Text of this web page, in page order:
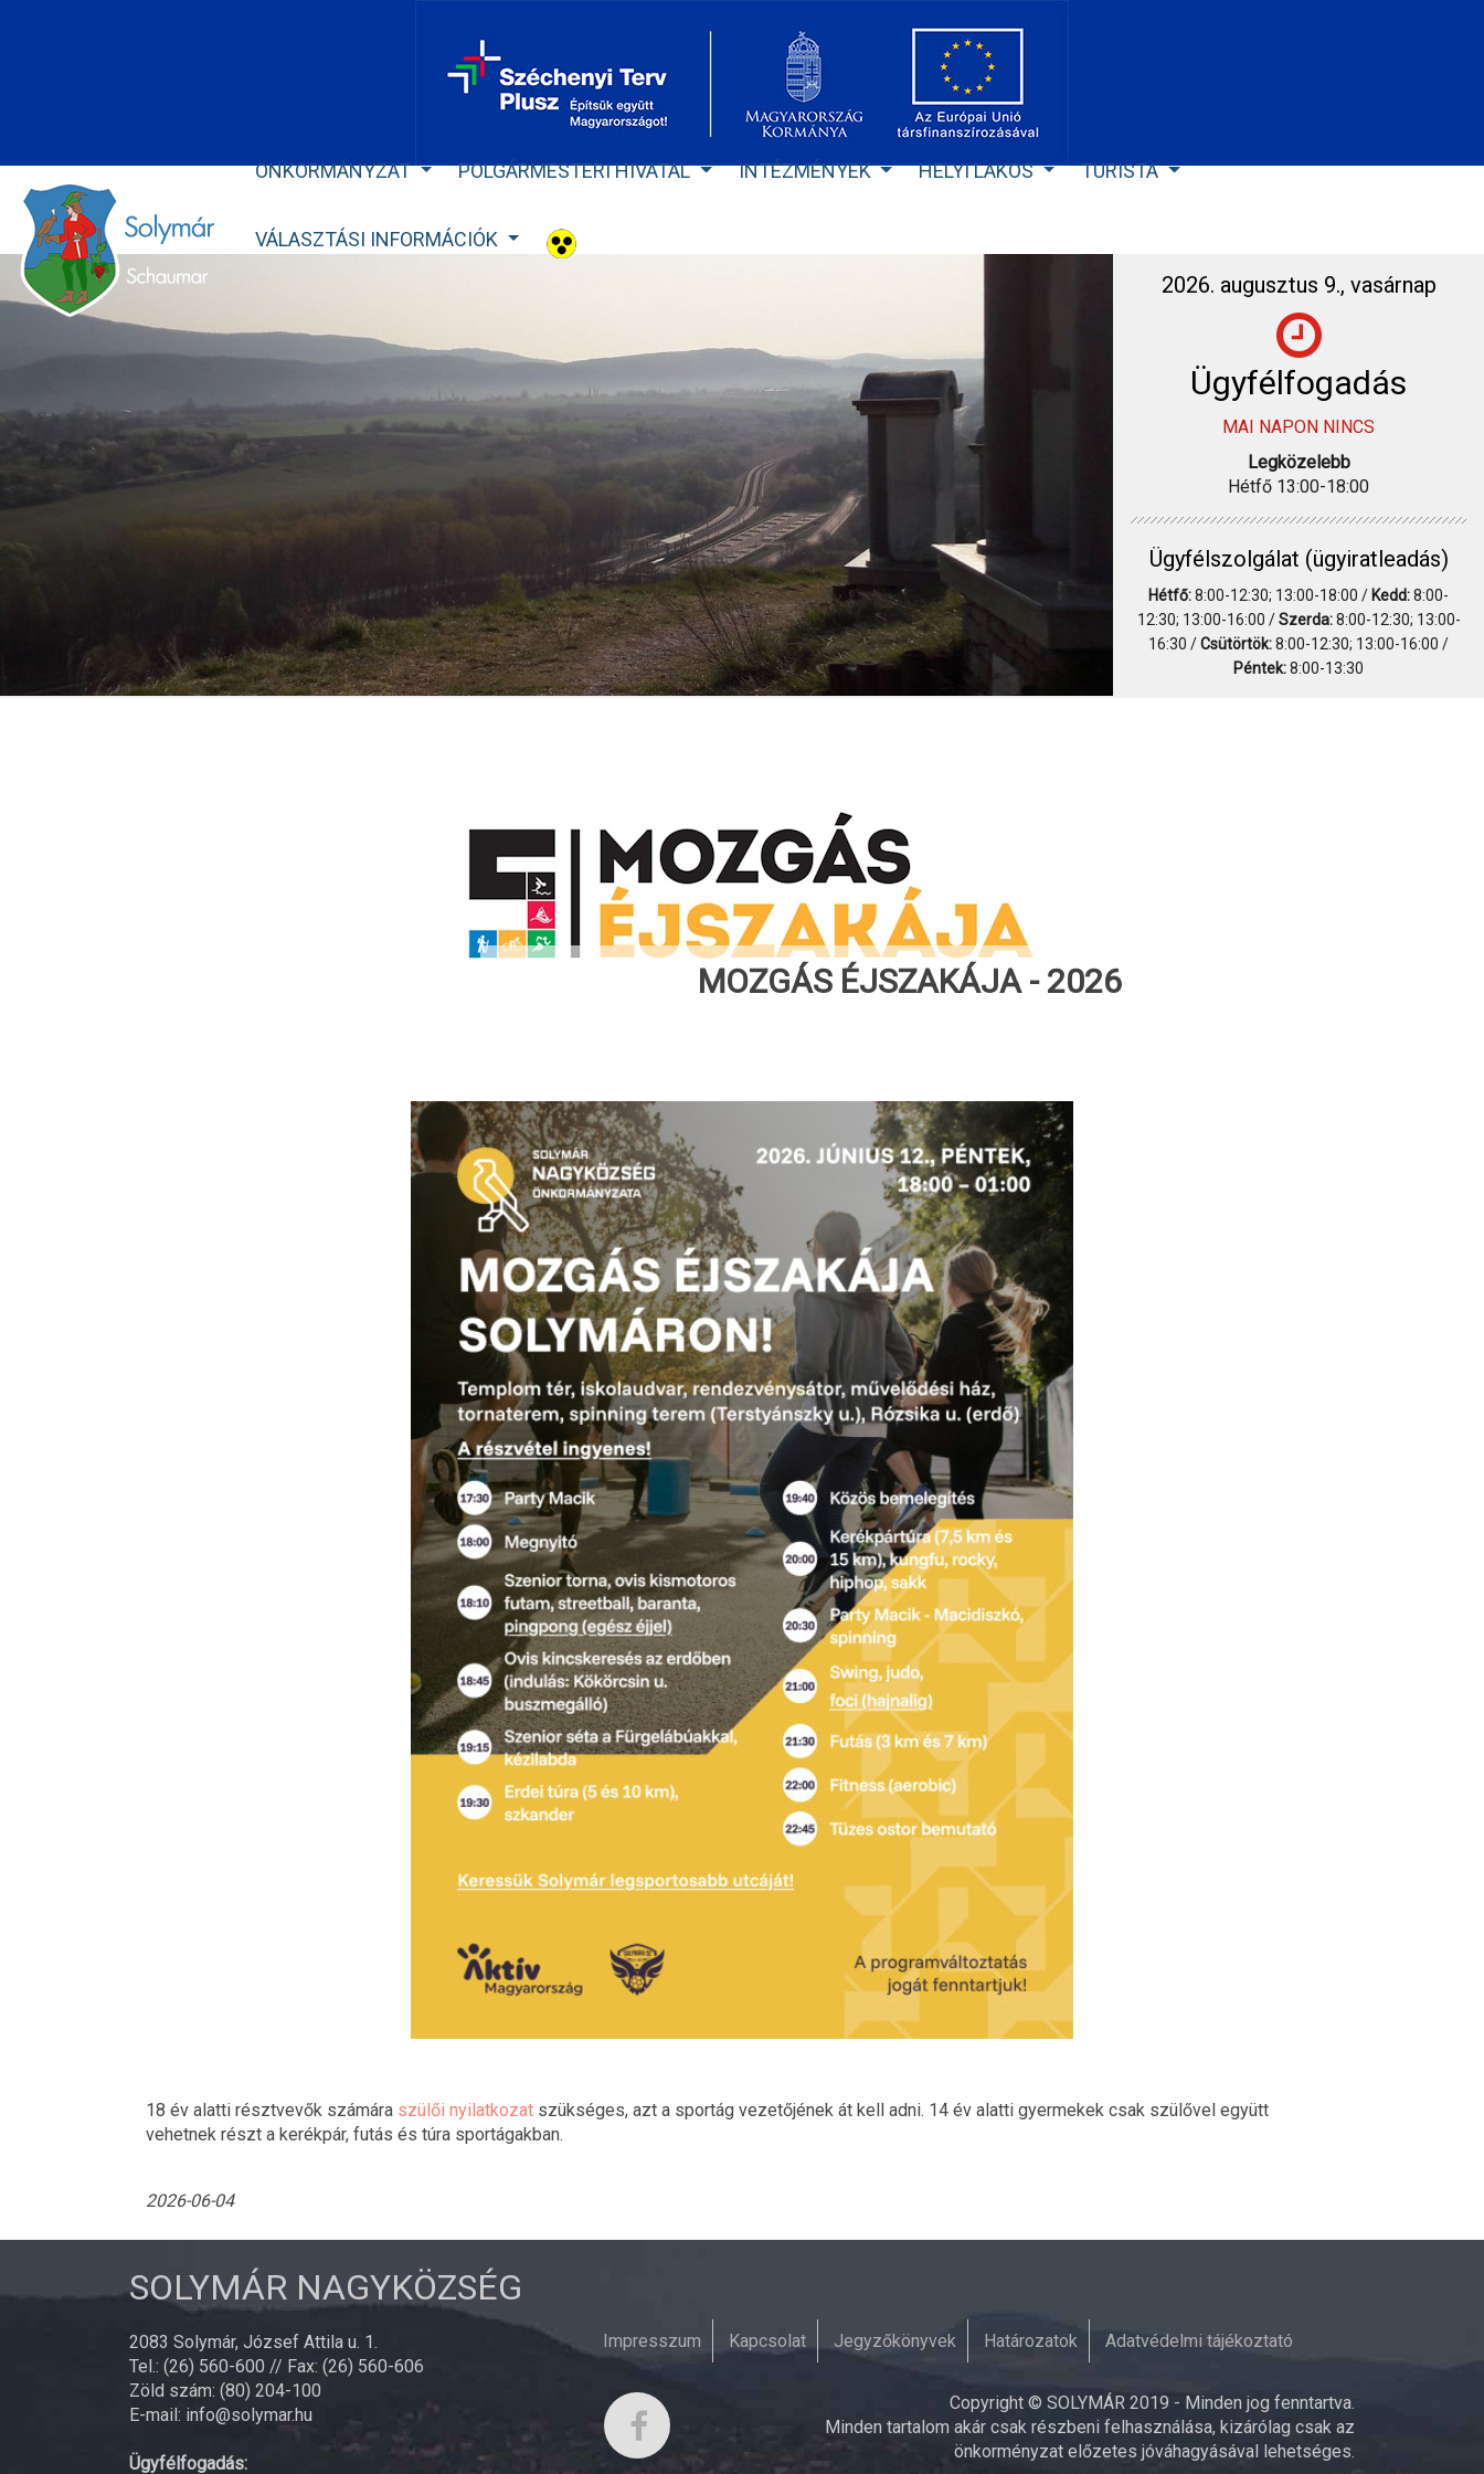
ÖNKORMÁNYZAT POLGÁRMESTERI HIVATAL INTÉZMÉNYEK HELYI LAKOS TURISTA
VÁLASZTÁSI INFORMÁCIÓK
2026. augusztus 9., vasárnap
Ügyfélfogadás
MAI NAPON NINCS
Legközelebb
Hétfő 13:00-18:00
Ügyfélszolgálat (ügyiratleadás)
Hétfő:8:00-12:30; 13:00-18:00 / Kedd:8:00-
12:30; 13:00-16:00 /Szerda:8:00-12:30; 13:00-
16:30 /Csütörtök:8:00-12:30; 13:00-16:00 /
Péntek:8:00-13:30
MOZGÁS ÉJSZAKÁJA - 2026
18 év alatti résztvevők számára szülői nyilatkozat szükséges, azt a sportág vezetőjének át kell adni. 14 év alatti gyermekek csak szülővel együtt
vehetnek részt a kerékpár, futás és túra sportágakban.
2026-06-04
SOLYMÁR NAGYKÖZSÉG
2083 Solymár, József Attila u. 1.
Tel.: (26) 560-600 // Fax: (26) 560-606
Zöld szám: (80) 204-100
E-mail: info@solymar.hu
Ügyfélfogadás:
Impresszum Kapcsolat Jegyzőkönyvek Határozatok Adatvédelmi tájékoztató
Copyright © SOLYMÁR 2019 - Minden jog fenntartva.
Minden tartalom akár csak részbeni felhasználása, kizárólag csak az
önkorményzat előzetes jóváhagyásával lehetséges.